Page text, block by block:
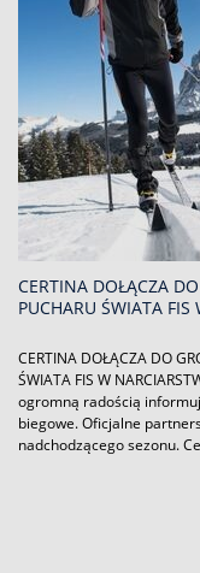
CERTINA DOŁĄCZA
PUCHARU ŚWIATA
CERTINA DOŁĄCZA DO
ŚWIATA FIS W
ogromną radością
biegowe. Oficjalne
nadchodzącego sezonu.